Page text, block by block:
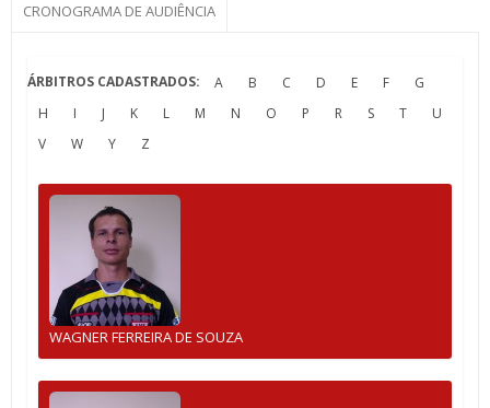
CRONOGRAMA DE AUDIÊNCIA
ÁRBITROS CADASTRADOS: A B C D E F
G
H
I J K L M N O P R S T
U
V
W Y Z
WAGNER FERREIRA DE SOUZA